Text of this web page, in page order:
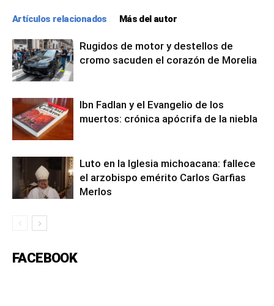
Artículos relacionados Más del autor
Rugidos de motor y destellos de
cromo sacuden el corazón de Morelia
Ibn Fadlan y el Evangelio de los
muertos: crónica apócrifa de la niebla
Luto en la Iglesia michoacana: fallece
el arzobispo emérito Carlos Garfias
Merlos
FACEBOOK